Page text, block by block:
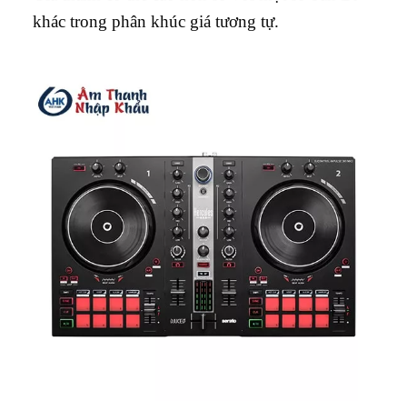
khác trong phân khúc giá tương tự.